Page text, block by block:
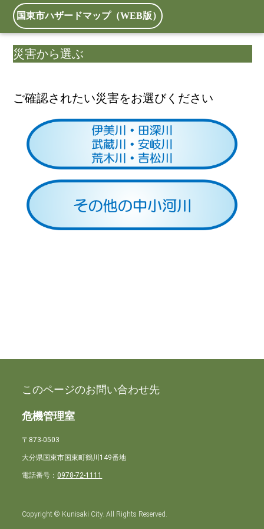
国東市ハザードマップ（WEB版）
災害から選ぶ
ご確認されたい災害をお選びください
このページのお問い合わせ先
危機管理室
〒873-0503
大分県国東市国東町鶴川149番地
電話番号： 0978-72-1111
Copyright © Kunisaki City. All Rights Reserved.